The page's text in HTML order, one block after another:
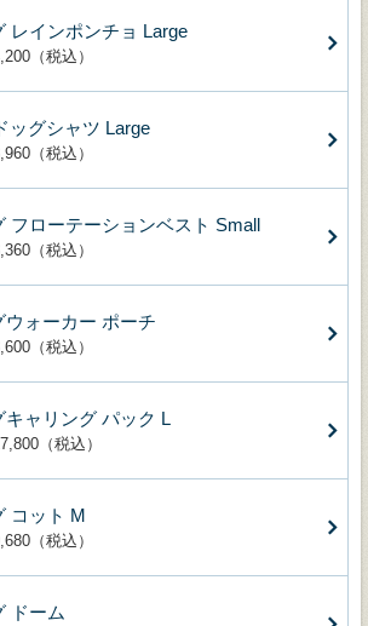
レインポンチョ Large
（税込）
ッグシャツ Large
（税込）
フローテーションベスト Small
（税込）
ウォーカー ポーチ
（税込）
キャリング パック L
（税込）
コット M
（税込）
ドーム